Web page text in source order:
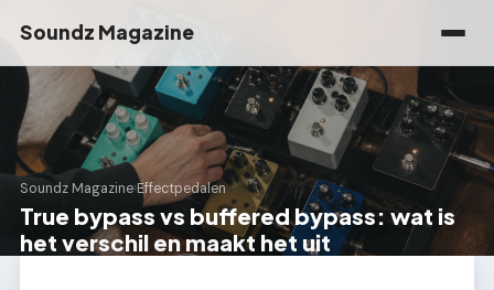
Soundz Magazine
Soundz Magazine›Effectpedalen
True bypass vs buffered bypass: wat is
het verschil en maakt het uit